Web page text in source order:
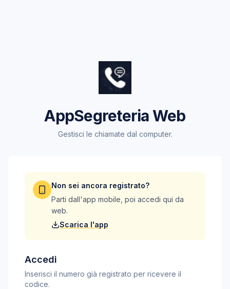
AppSegreteria Web
Gestisci le chiamate dal computer.
Non sei ancora registrato?
Parti dall'app mobile, poi accedi qui da
web.
Scarica l'app
Accedi
Inserisci il numero già registrato per ricevere il
codice.